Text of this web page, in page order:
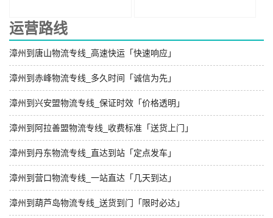
运营路线
漳州到唐山物流专线_高速快运「快速响应」
漳州到赤峰物流专线_多久时间「诚信为先」
漳州到兴安盟物流专线_保证时效「价格透明」
漳州到阿拉善盟物流专线_收费标准「送货上门」
漳州到丹东物流专线_直达到站「定点发车」
漳州到营口物流专线_一站直达「几天到达」
漳州到葫芦岛物流专线_送货到门「限时必达」